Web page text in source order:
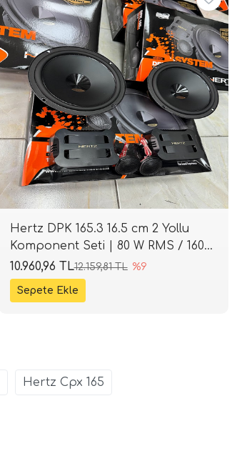
Hertz DPK 165.3 16.5 cm 2 Yollu
Komponent Seti | 80 W RMS / 160
W Peak | 93 dB | 4 Ohm | SPLHIFI
12.159,81 TL %9
10.960,96 TL
Hertz Cpx 165